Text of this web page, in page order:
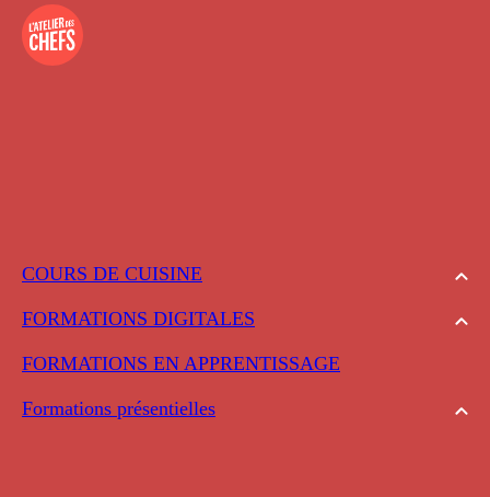
COURS DE CUISINE
FORMATIONS DIGITALES
FORMATIONS EN APPRENTISSAGE
Formations présentielles